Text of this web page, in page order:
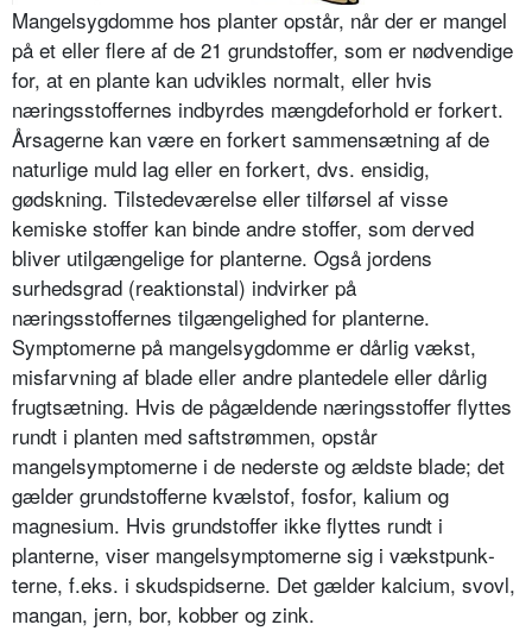
Mangelsygdomme hos planter opstår, når der er mangel
på et eller flere af de 21 grundstoffer, som er nødvendige
for, at en plante kan udvikles normalt, eller hvis
næringsstoffernes indbyrdes mængdeforhold er forkert.
Årsagerne kan være en forkert sammensætning af de
naturlige muld lag eller en forkert, dvs. ensidig,
gødskning. Tilstedeværel­se eller tilførsel af visse
kemiske stoffer kan binde andre stoffer, som derved
bliver utilgængelige for planterne. Og­så jordens
surhedsgrad (reaktionstal) indvirker på
næringsstoffernes tilgæn­gelighed for planterne.
Symptomerne på mangelsygdomme er dårlig vækst,
misfarvning af blade eller andre plantedele eller dårlig
frugtsæt­ning. Hvis de pågældende næringsstof­fer flyttes
rundt i planten med saft­strømmen, opstår
mangelsymptomer­ne i de nederste og ældste blade; det
gælder grundstofferne kvælstof, fosfor, kalium og
magnesium. Hvis grundstof­fer ikke flyttes rundt i
planterne, viser mangelsymptomerne sig i vækstpunk­
terne, f.eks. i skudspidserne. Det gæl­der kalcium, svovl,
mangan, jern, bor, kobber og zink.